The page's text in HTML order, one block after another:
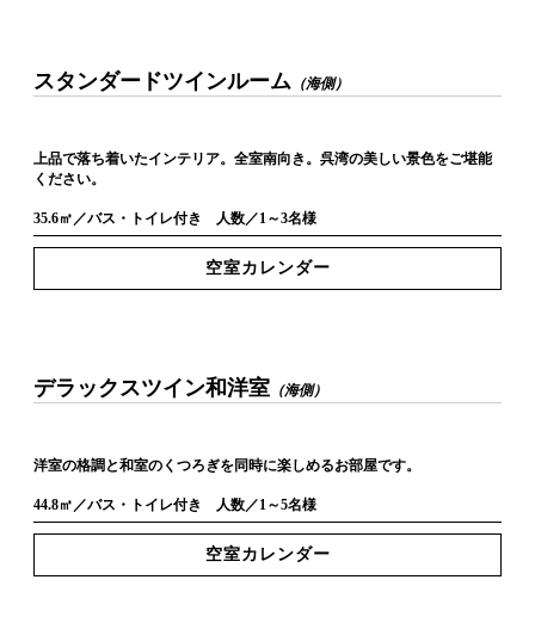
スタンダードツインルーム （海側）
上品で落ち着いたインテリア。全室南向き。呉湾の美しい景色をご堪能
ください。
35.6㎡／バス・トイレ付き 人数／1～3名様
空室カレンダー
デラックスツイン和洋室 （海側）
洋室の格調と和室のくつろぎを同時に楽しめるお部屋です。
44.8㎡／バス・トイレ付き 人数／1～5名様
空室カレンダー